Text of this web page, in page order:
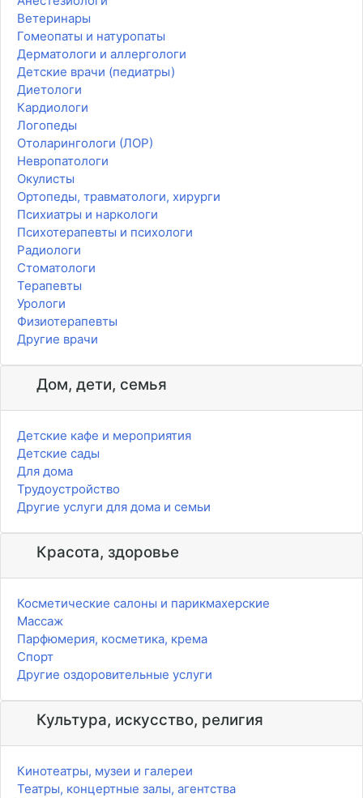
Ветеринары
Гомеопаты и натуропаты
Дерматологи и аллергологи
Детские врачи (педиатры)
Диетологи
Кардиологи
Логопеды
Отоларингологи (ЛОР)
Невропатологи
Окулисты
Ортопеды, травматологи, хирурги
Психиатры и наркологи
Психотерапевты и психологи
Радиологи
Стоматологи
Терапевты
Урологи
Физиотерапевты
Другие врачи
Дом, дети, семья
Детские кафе и мероприятия
Детские сады
Для дома
Трудоустройство
Другие услуги для дома и семьи
Красота, здоровье
Косметические салоны и парикмахерские
Массаж
Парфюмерия, косметика, крема
Спорт
Другие оздоровительные услуги
Культура, искусство, религия
Кинотеатры, музеи и галереи
Театры, концертные залы, агентства